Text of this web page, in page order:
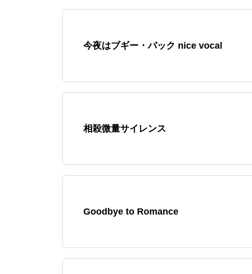
今夜はブギー・バック nice vocal
相殺微量サイレンス
Goodbye to Romance